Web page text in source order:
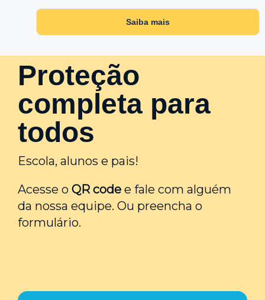
Saiba mais
Proteção
completa para
todos
Escola, alunos e pais!
Acesse o QR code e fale com alguém
da nossa equipe. Ou preencha o
formulário.